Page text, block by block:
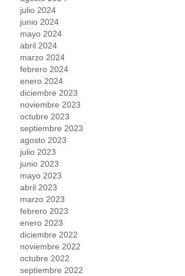
julio 2024
junio 2024
mayo 2024
abril 2024
marzo 2024
febrero 2024
enero 2024
diciembre 2023
noviembre 2023
octubre 2023
septiembre 2023
agosto 2023
julio 2023
junio 2023
mayo 2023
abril 2023
marzo 2023
febrero 2023
enero 2023
diciembre 2022
noviembre 2022
octubre 2022
septiembre 2022